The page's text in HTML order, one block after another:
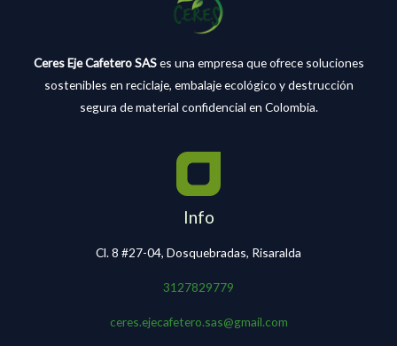
Ceres Eje Cafetero SASes una empresa que ofrece soluciones
sostenibles en reciclaje, embalaje ecológico y destrucción
segura de material confidencial en Colombia.
Info
Cl. 8 #27-04, Dosquebradas, Risaralda
3127829779
ceres.ejecafetero.sas@gmail.com